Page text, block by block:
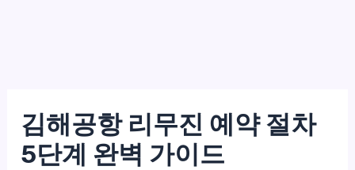
김해공항 리무진 예약 절차
5단계 완벽 가이드